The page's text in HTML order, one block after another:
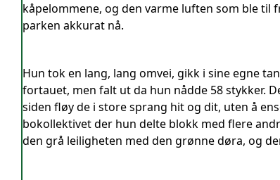
kåpelommene, og den varme luften som ble
parken akkurat nå.
Hun tok en lang, lang omvei, gikk i sine egne
fortauet, men falt ut da hun nådde 58 stykker.
siden fløy de i store sprang hit og dit, uten å
bokollektivet der hun delte blokk med flere
den grå leiligheten med den grønne døra, og